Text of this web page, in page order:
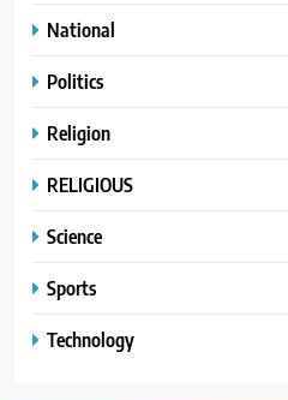
National
Politics
Religion
RELIGIOUS
Science
Sports
Technology